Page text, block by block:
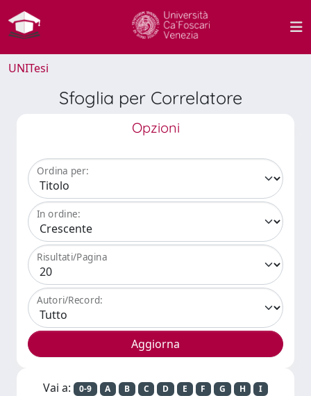
UNITesi
Sfoglia per Correlatore
Opzioni
Ordina per:
In ordine:
Risultati/Pagina
Autori/Record:
Vai a: 0-9 A B C D E F G H
I